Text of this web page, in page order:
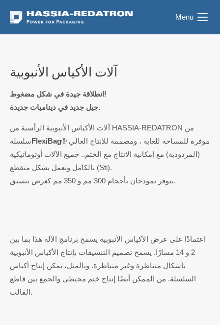
Menu
آلات الأكياس الأنبوبية
انطلاقة جيدة في شكل مضغوط!
جيل جديد في ديناميات جديدة.
آلات الأكياس الأنبوبية الرأسية من HASSIA-REDATRON من
سلسلةFlexiBag® موفرة للمساحة للغاية ، ومصممة للإنتاج العالي
(المردودية) مع إمكانية الانتاج مع الختم.. جميع الآلات أوتوماتيكية
بالكامل وتعمل بشكل متقطع (Sti).
يتوفر نموذجان بأحجام 300 مم و 350 مم كعرض تنسيق.
اعتمادًا على عرض الأكياس الأنبوبية يسمح برنامج الآلة هذا بما بين
2 و 14 مسارًا. يسمح تصميم التنسيقات بإنتاج الأكياس الأنبوبية
بأشكال متناظرة وغير متناظرة. وبالمثل، يمكن إنتاج أكياس
السلسلة. من الممكن أيضًا إنتاج ختم محيطي والجمع بين قاطع
القالب.